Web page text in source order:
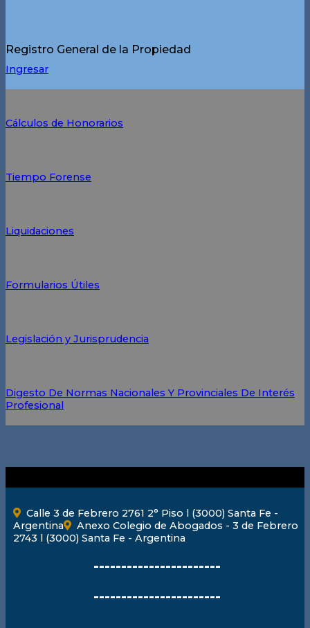
Registro General de la Propiedad
Ingresar
Cálculos de Honorarios
Tiempo Forense
Liquidaciones
Formularios Útiles
Legislación y Jurisprudencia
Digesto De Normas Nacionales Y Provinciales De Interés
Profesional
Calle 3 de Febrero 2761 2° Piso l (3000) Santa Fe -
Argentina
Anexo Colegio de Abogados - 3 de Febrero
2743 l (3000) Santa Fe - Argentina
-----------------------
-----------------------